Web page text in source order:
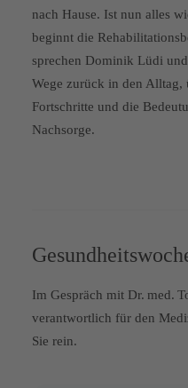
nach Hause. Ist nun alles
beginnt die
sprechen Dominik Lüdi
Wege zurück in den Alltag,
Fortschritte und die
Nachsorge.
Im Gespräch mit Dr. med.
verantwortlich für den
Sie rein.